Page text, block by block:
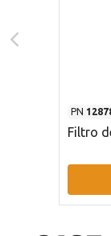
PN
Filtro